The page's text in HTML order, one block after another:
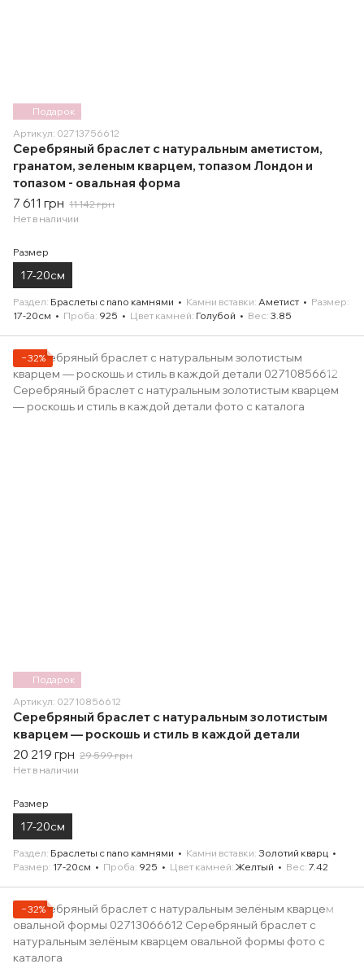
Подарок
Артикул: 02713756612
Серебряный браслет с натуральным аметистом,
гранатом, зеленым кварцем, топазом Лондон и
топазом - овальная форма
7 611 грн 11 142 грн
Нет в наличии
Размер
17-20см
Раздел Браслеты с nano камнями Камни вставки Аметист
Размер
17-20см
Проба 925 Цвет камней Голубой Вес 3.85
Подарок
−32%
Артикул: 02710856612
Серебряный браслет с натуральным золотистым
кварцем — роскошь и стиль в каждой детали
20 219 грн 29 599 грн
Нет в наличии
Размер
17-20см
Раздел Браслеты с nano камнями Камни вставки Золотий кварц
Размер 17-20см Проба 925 Цвет камней Желтый Вес 7.42
−32%